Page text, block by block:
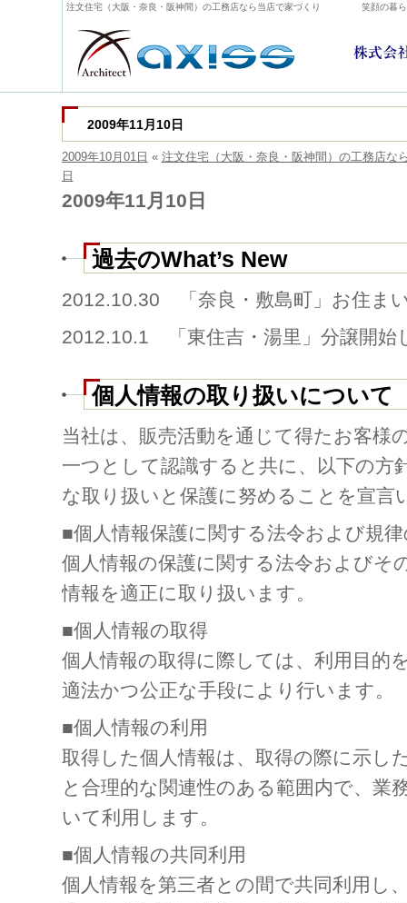
2009年11月10日
笑顔の暮
注文住宅（大阪・奈良・阪神間）の工務店なら当店で家づくり
2009年10月01日 « 注文住宅（大阪・奈良・阪神間）の工務店な
日
2009年11月10日
過去のWhat’s New
2012.10.30 「奈良・敷島町」お住ま
2012.10.1 「東住吉・湯里」分譲開始
個人情報の取り扱いについて
当社は、販売活動を通じて得たお客様
一つとして認識すると共に、以下の方
な取り扱いと保護に努めることを宣言
■個人情報保護に関する法令および規
個人情報の保護に関する法令およびそ
情報を適正に取り扱います。
■個人情報の取得
個人情報の取得に際しては、利用目的
適法かつ公正な手段により行います。
■個人情報の利用
取得した個人情報は、取得の際に示し
と合理的な関連性のある範囲内で、業
いて利用します。
■個人情報の共同利用
個人情報を第三者との間で共同利用し